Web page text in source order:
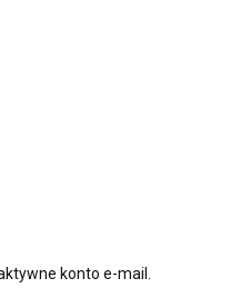
konto e-mail.